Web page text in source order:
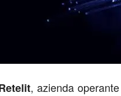
, azienda